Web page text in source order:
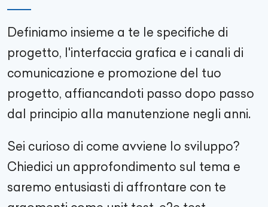
Definiamo insieme a te le specifiche di
progetto, l'interfaccia grafica e i canali di
comunicazione e promozione del tuo
progetto, affiancandoti passo dopo passo
dal principio alla manutenzione negli anni.
Sei curioso di come avviene lo sviluppo?
Chiedici un approfondimento sul tema e
saremo entusiasti di affrontare con te